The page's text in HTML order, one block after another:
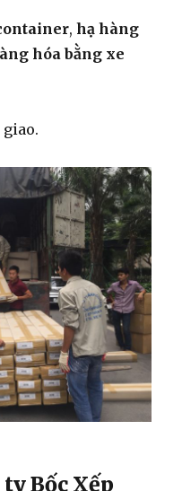
,hạ hàng
hóa bằng xe
Bốc Xếp